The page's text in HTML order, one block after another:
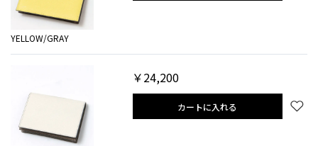
YELLOW/GRAY
￥24,200
カートに入れる